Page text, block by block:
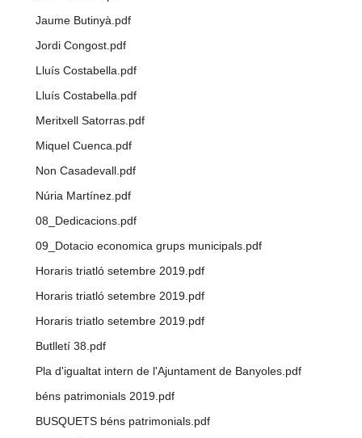
Jaume Butinyà.pdf
Jordi Congost.pdf
Lluís Costabella.pdf
Lluís Costabella.pdf
Meritxell Satorras.pdf
Miquel Cuenca.pdf
Non Casadevall.pdf
Núria Martínez.pdf
08_Dedicacions.pdf
09_Dotacio economica grups municipals.pdf
Horaris triatló setembre 2019.pdf
Horaris triatló setembre 2019.pdf
Horaris triatlo setembre 2019.pdf
Butlletí 38.pdf
Pla d'igualtat intern de l'Ajuntament de Banyoles.pdf
béns patrimonials 2019.pdf
BUSQUETS béns patrimonials.pdf